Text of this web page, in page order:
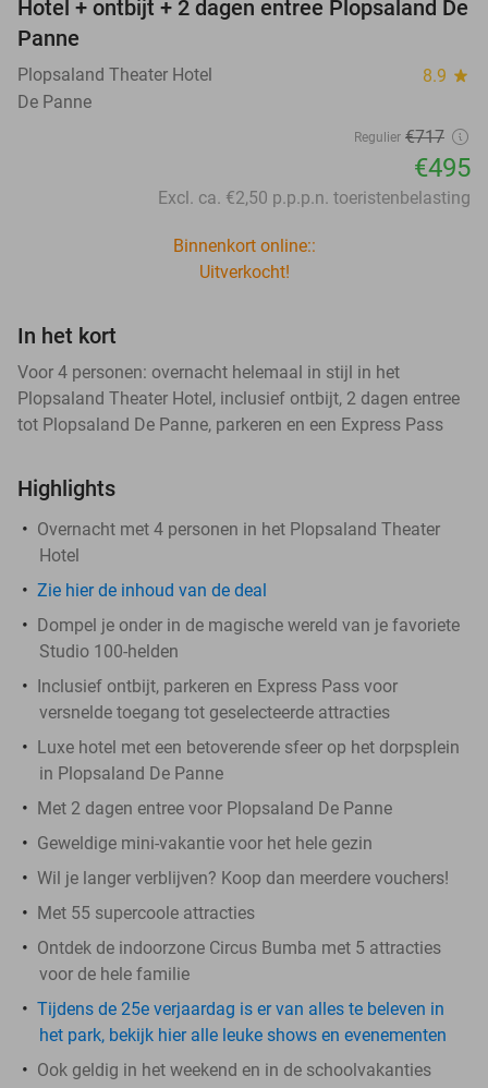
Hotel + ontbijt + 2 dagen entree Plopsaland De
Panne
Plopsaland Theater Hotel 8.9 star
De Panne
Regulier €717
€495
Excl. ca. €2,50 p.p.p.n. toeristenbelasting
Binnenkort online::
Uitverkocht!
In het kort
Voor 4 personen: overnacht helemaal in stijl in het
Plopsaland Theater Hotel, inclusief ontbijt, 2 dagen entree
tot Plopsaland De Panne, parkeren en een Express Pass
Highlights
Overnacht met 4 personen in het Plopsaland Theater
Hotel
Zie hier de inhoud van de deal
Dompel je onder in de magische wereld van je favoriete
Studio 100-helden
Inclusief ontbijt, parkeren en Express Pass voor
versnelde toegang tot geselecteerde attracties
Luxe hotel met een betoverende sfeer op het dorpsplein
in Plopsaland De Panne
Met 2 dagen entree voor Plopsaland De Panne
Geweldige mini-vakantie voor het hele gezin
Wil je langer verblijven? Koop dan meerdere vouchers!
Met 55 supercoole attracties
Ontdek de indoorzone Circus Bumba met 5 attracties
voor de hele familie
Tijdens de 25e verjaardag is er van alles te beleven in
het park, bekijk hier alle leuke shows en evenementen
Ook geldig in het weekend en in de schoolvakanties